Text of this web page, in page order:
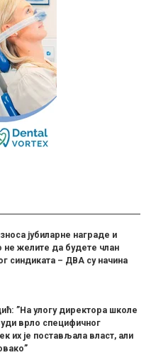
јубиларне награде и
не желите да будете члан
синдиката – ДВА су начина
”На улогу директора школе
врло специфичног
их је постављала власт, али